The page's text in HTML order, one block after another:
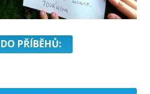
PŘÍBĚHŮ: